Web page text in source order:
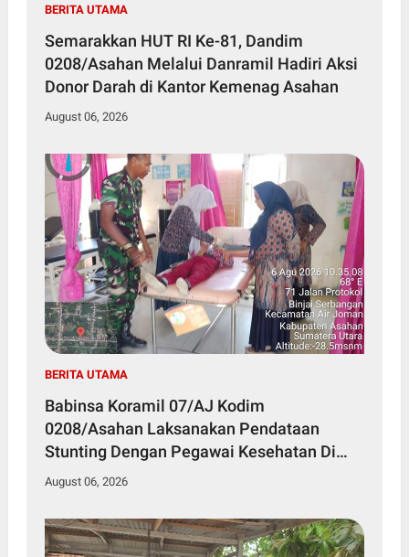
BERITA UTAMA
Semarakkan HUT RI Ke-81, Dandim
0208/Asahan Melalui Danramil Hadiri Aksi
Donor Darah di Kantor Kemenag Asahan
August 06, 2026
BERITA UTAMA
Babinsa Koramil 07/AJ Kodim
0208/Asahan Laksanakan Pendataan
Stunting Dengan Pegawai Kesehatan Di
Puskesmas
August 06, 2026